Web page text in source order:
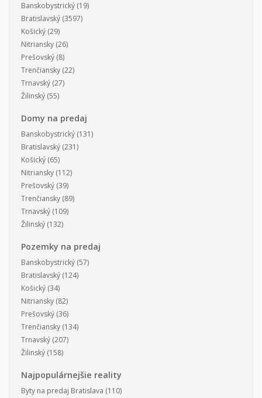
Banskobystrický (19)
Bratislavský (3597)
Košický (29)
Nitriansky (26)
Prešovský (8)
Trenčiansky (22)
Trnavský (27)
Žilinský (55)
Domy na predaj
Banskobystrický (131)
Bratislavský (231)
Košický (65)
Nitriansky (112)
Prešovský (39)
Trenčiansky (89)
Trnavský (109)
Žilinský (132)
Pozemky na predaj
Banskobystrický (57)
Bratislavský (124)
Košický (34)
Nitriansky (82)
Prešovský (36)
Trenčiansky (134)
Trnavský (207)
Žilinský (158)
Najpopulárnejšie reality
Byty na predaj Bratislava (110)